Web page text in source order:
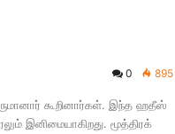
0 895
கூறினார்கள். இந்த ஹதீஸ்
இனிமையாகிறது. மூத்திரக்